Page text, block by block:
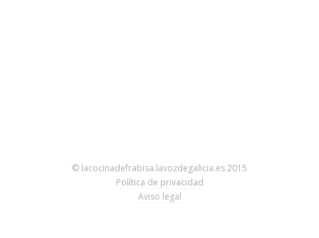
© lacocinadefrabisa.lavozdegalicia.es 2015
Política de privacidad
Aviso legal